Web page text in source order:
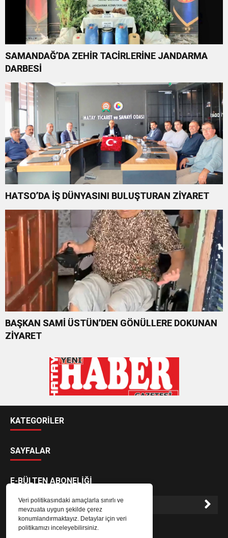
Veri politikasındaki amaçlarla sınırlı ve
mevzuata uygun şekilde çerez
konumlandırmaktayız. Detaylar için veri
politikamızı inceleyebilirsiniz.
SAMANDAĞ’DA ZEHİR TACİRLERİNE JANDARMA
DARBESİ
HATSO’DA İŞ DÜNYASINI BULUŞTURAN ZİYARET
BAŞKAN SAMİ ÜSTÜN’DEN GÖNÜLLERE DOKUNAN
ZİYARET
KATEGORİLER
SAYFALAR
E-BÜLTEN ABONELİĞİ
E-Bülten aboneliği ile haberlere daha hızlı erişin.